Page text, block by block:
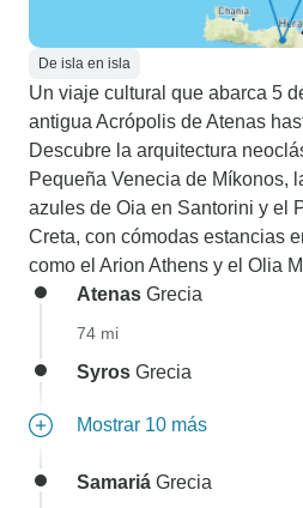
De isla en isla
Un viaje cultural que abarca 5
antigua Acrópolis de Atenas
Descubre la arquitectura
Pequeña Venecia de Míkonos,
azules de Oia en Santorini y el
Creta, con cómodas estancias
como el Arion Athens y el Olia
Atenas Grecia
74 mi
Syros Grecia
Mostrar 10 más
Samariá Grecia